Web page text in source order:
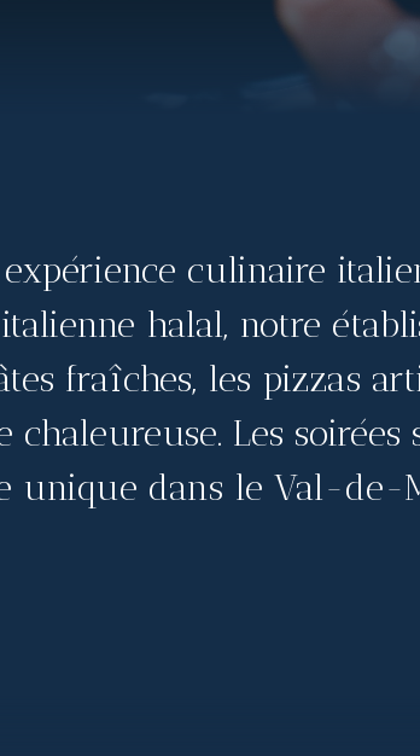
culinaire
halal, notre
fraîches, les pizzas
Les
unique dans le Val-de-